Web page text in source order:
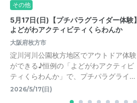
その他
5月17日(日)【プチパラグライダー体験】
よどがわアクティビティくらわんか
大阪府枚方市
淀川河川公園枚方地区でアウトドア体験
ができる♪恒例の「よどがわアクティビ
ティくらわんか」で、プチパラグライ…
2026/5/17(日)